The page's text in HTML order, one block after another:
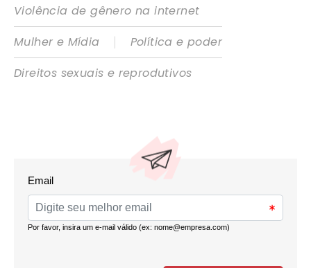
Violência de gênero na internet
Mulher e Mídia
|
Política e poder
Direitos sexuais e reprodutivos